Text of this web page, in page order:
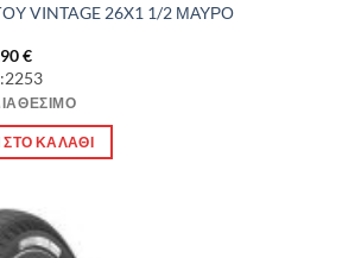
VINTAGE 26X1 1/2 ΜΑΥΡΟ
€
ΚΑΛΆΘΙ